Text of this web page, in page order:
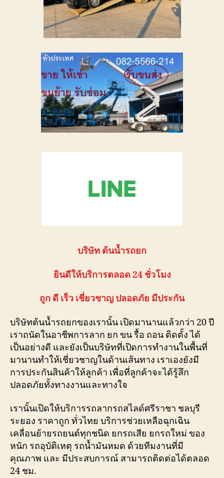
บริษัท ต้นน้ำรถยก
ยินดีให้บริการตลอด 24 ชั่วโมง
ถูก ดี เร็ว เชี่ยวชาญ ปลอดภัย มีประกัน
บริษัทต้นน้ำรถยกของเรานั้น เปิดมานานแล้วกว่า 20 ปี
เราถนัดในอาชีพการลาก ยก ขน รื้อ ถอน ติดตั้ง ได้
เป็นอย่างดี และยังเป็นบริษัทที่เปิดการทำงานในพื้นที่
มานานทำให้เชี่ยวชาญในด้านเส้นทาง เราเองยังมี
การประกันสินค้าให้ลูกค้า เพื่อที่ลูกค้าจะได้รู้สึก
ปลอดภัยทั้งทางงานและทางใจ
เรานั้นเปิดให้บริการรถลากรถสไลด์ศรีราชา ชลบุรี
ระยอง ราคาถูก ทั่วไทย บริการช่วยเหลือฉุกเฉิน
เคลื่อนย้ายรถยนต์ทุกชนิด ยกรถเสีย ยกรถใหม่ ของ
หนัก รถอุบัติเหตุ รถน้ำมันหมด ด้วยทีมงานที่มี
คุณภาพ และ มีประสบการณ์ สามารถติดต่อได้ตลอด
24 ชม.